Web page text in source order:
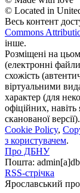
© Located in
Весь контент
Commons
інше.
Розміщені на
(електронні
схожість
віртуальними
характер (для
офіційних,
сканованої версії).
Cookie Policy,
з користувачем.
Про ДБНУ
Пошта:
RSS-стрічка
Ярославський